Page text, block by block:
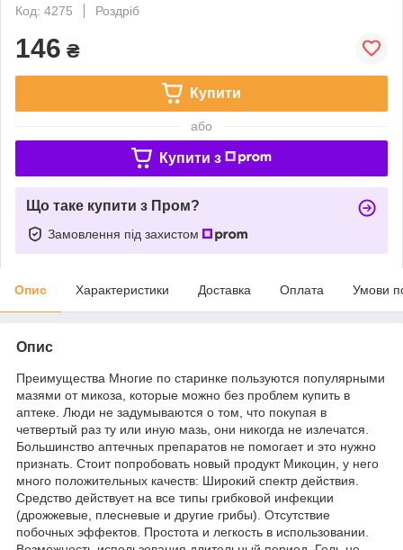
Код: 4275
Роздріб
146 ₴
Купити
або
Купити з
Що таке купити з Пром?
Замовлення під захистом
Опис Характеристики Доставка Оплата Умови
Опис
Преимущества Многие по старинке пользуются популярными
мазями от микоза, которые можно без проблем купить в
аптеке. Люди не задумываются о том, что покупая в
четвертый раз ту или иную мазь, они никогда не излечатся.
Большинство аптечных препаратов не помогает и это нужно
признать. Стоит попробовать новый продукт Микоцин, у него
много положительных качеств: Широкий спектр действия.
Средство действует на все типы грибковой инфекции
(дрожжевые, плесневые и другие грибы). Отсутствие
побочных эффектов. Простота и легкость в использовании.